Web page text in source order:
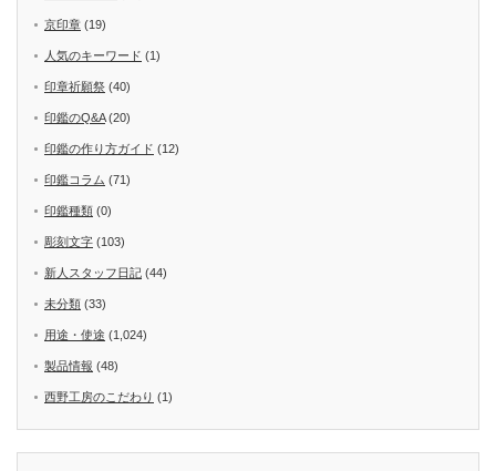
京印章 (19)
人気のキーワード (1)
印章祈願祭 (40)
印鑑のQ&A(20)
印鑑の作り方ガイド (12)
印鑑コラム (71)
印鑑種類 (0)
彫刻文字 (103)
新人スタッフ日記 (44)
未分類 (33)
用途・使途 (1,024)
製品情報 (48)
西野工房のこだわり (1)